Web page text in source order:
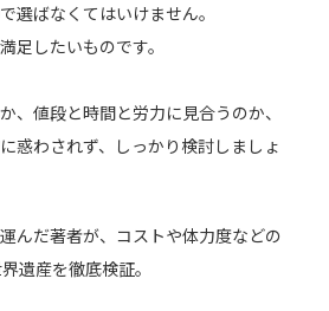
選ばなくてはいけません。
足したいものです。
、値段と時間と労力に見合うのか、
惑わされず、しっかり検討しましょ
んだ著者が、コストや体力度などの
遺産を徹底検証。